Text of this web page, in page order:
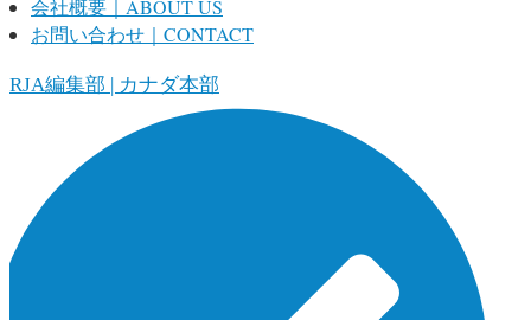
会社概要｜ABOUT US
お問い合わせ｜CONTACT
編集部 | カナダ本部